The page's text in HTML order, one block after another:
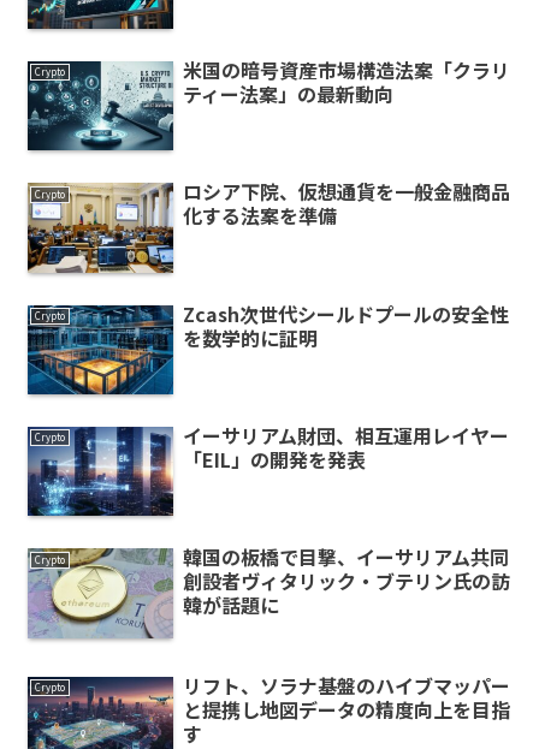
Crypto
米国の暗号資産市場構造法案「クラリ
ティー法案」の最新動向
Crypto
ロシア下院、仮想通貨を一般金融商品
化する法案を準備
Crypto
Zcash次世代シールドプールの安全性
を数学的に証明
Crypto
イーサリアム財団、相互運用レイヤー
「EIL」の開発を発表
Crypto
韓国の板橋で目撃、イーサリアム共同
創設者ヴィタリック・ブテリン氏の訪
韓が話題に
Crypto
リフト、ソラナ基盤のハイブマッパー
と提携し地図データの精度向上を目指
す